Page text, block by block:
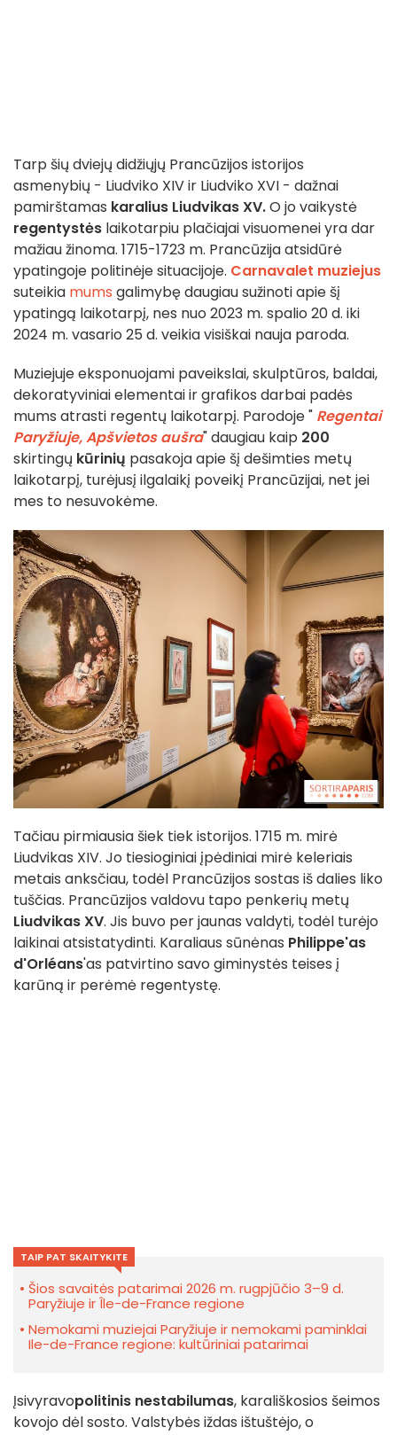
Tarp šių dviejų didžiųjų Prancūzijos istorijos
asmenybių - Liudviko XIV ir Liudviko XVI - dažnai
pamirštamas karalius Liudvikas XV.O jo vaikystė
regentystės laikotarpiu plačiajai visuomenei yra dar
mažiau žinoma. 1715-1723 m. Prancūzija atsidūrė
ypatingoje politinėje situacijoje. Carnavalet muziejus
suteikia mums galimybę daugiau sužinoti apie šį
ypatingą laikotarpį, nes nuo 2023 m. spalio 20 d. iki
2024 m. vasario 25 d. veikia visiškai nauja paroda.
Muziejuje eksponuojami paveikslai, skulptūros, baldai,
dekoratyviniai elementai ir grafikos darbai padės
mums atrasti regentų laikotarpį. Parodoje " Regentai
Paryžiuje, Apšvietos aušra" daugiau kaip 200
skirtingų kūrinių pasakoja apie šį dešimties metų
laikotarpį, turėjusį ilgalaikį poveikį Prancūzijai, net jei
mes to nesuvokėme.
Tačiau pirmiausia šiek tiek istorijos. 1715 m. mirė
Liudvikas XIV. Jo tiesioginiai įpėdiniai mirė keleriais
metais anksčiau, todėl Prancūzijos sostas iš dalies liko
tuščias. Prancūzijos valdovu tapo penkerių metų
Liudvikas XV. Jis buvo per jaunas valdyti, todėl turėjo
laikinai atsistatydinti. Karaliaus sūnėnas Philippe'as
d'Orléans'as patvirtino savo giminystės teises į
karūną ir perėmė regentystę.
TAIP PAT SKAITYKITE
Šios savaitės patarimai 2026 m. rugpjūčio 3–9 d.
Paryžiuje ir Île-de-France regione
Nemokami muziejai Paryžiuje ir nemokami paminklai
Ile-de-France regione: kultūriniai patarimai
Įsivyravopolitinis nestabilumas, karališkosios šeimos
kovojo dėl sosto. Valstybės iždas ištuštėjo, o